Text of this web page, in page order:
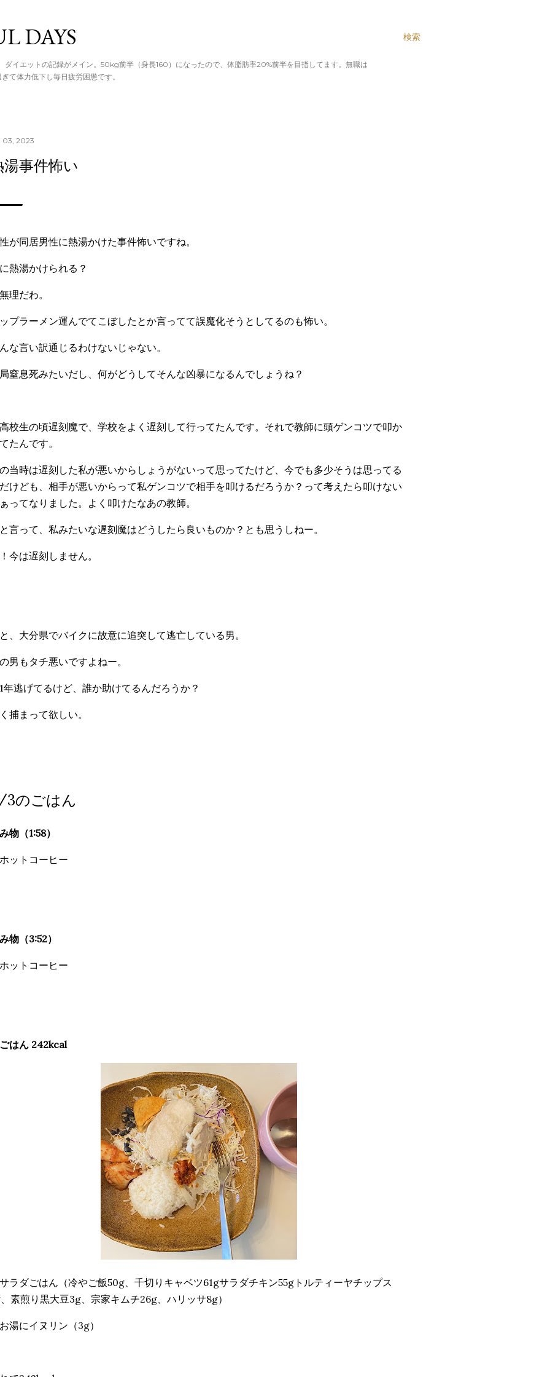
メイン コンテンツに移動
検索
DAYS
イエットの記録がメイン。50kg前半（身長160）になったので、体脂肪率20%前半を目指してます。無職は
て体力低下し毎日疲労困憊です。
03, 2023
湯事件怖い
が同居男性に熱湯かけた事件怖いですね。
熱湯かけられる？
理だわ。
プラーメン運んでてこぼしたとか言ってて誤魔化そうとしてるのも怖い。
な言い訳通じるわけないじゃない。
窒息死みたいだし、何がどうしてそんな凶暴になるんでしょうね？
校生の頃遅刻魔で、学校をよく遅刻して行ってたんです。それで教師に頭ゲンコツで叩か
たんです。
当時は遅刻した私が悪いからしょうがないって思ってたけど、今でも多少そうは思ってる
けども、相手が悪いからって私ゲンコツで相手を叩けるだろうか？って考えたら叩けない
ってなりました。よく叩けたなあの教師。
言って、私みたいな遅刻魔はどうしたら良いものか？とも思うしねー。
今は遅刻しません。
、大分県でバイクに故意に追突して逃亡している男。
男もタチ悪いですよねー。
年逃げてるけど、誰か助けてるんだろうか？
捕まって欲しい。
のごはん
物（1:58）
ホットコーヒー
物（3:52）
ホットコーヒー
はん 242kcal
サラダごはん（冷やご飯50g、千切りキャベツ61gサラダチキン55gトルティーヤチップス
素煎り黒大豆3g、宗家キムチ26g、ハリッサ8g）
お湯にイヌリン（3g）